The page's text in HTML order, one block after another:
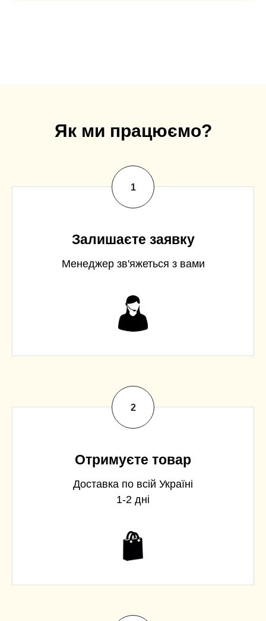
Як ми працюємо?
Залишаєте заявку
Менеджер зв'яжеться з вами
Отримуєте товар
Доставка по всій Україні
1-2 дні